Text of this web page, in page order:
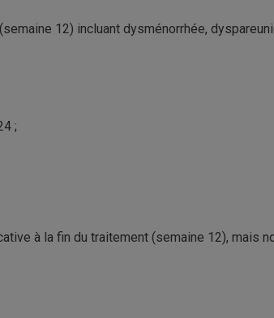
12) incluant dysménorrhée,
;
à la fin du traitement (semaine 12), mais